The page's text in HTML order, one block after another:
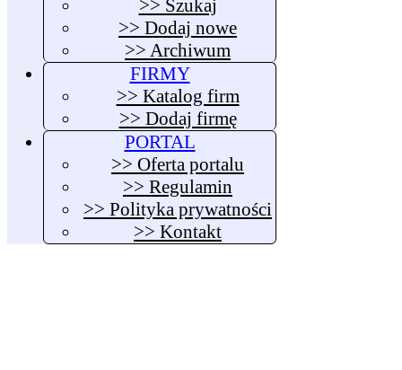
>> Szukaj
>> Dodaj nowe
>> Archiwum
FIRMY
>> Katalog firm
>> Dodaj firmę
PORTAL
>> Oferta portalu
>> Regulamin
>> Polityka prywatności
>> Kontakt